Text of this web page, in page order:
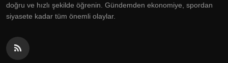
doğru ve hızlı şekilde öğrenin. Gündemden ekonomiye, spordan
siyasete kadar tüm önemli olaylar.